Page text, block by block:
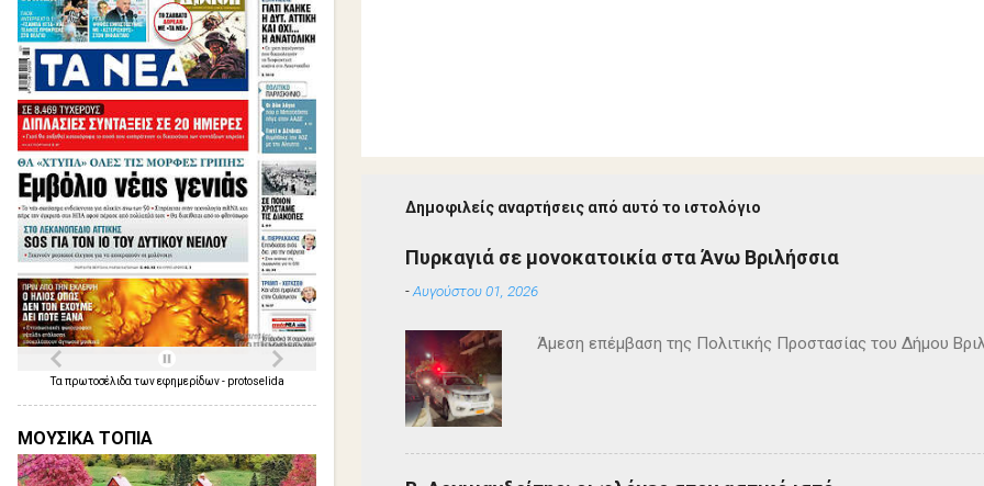
Δημοφιλείς αναρτήσεις από αυτό το ιστολόγιο
Πυρκαγιά σε μονοκατοικία στα Άνω Βριλήσσια
-Αυγούστου 01, 2026
Άμεση επέμβαση της Πολιτικής Προστασίας του Δήμου
Τα πρωτοσέλιδα τωνεφημερίδων- protoselida
ΜΟΥΣΙΚΑ ΤΟΠΙΑ